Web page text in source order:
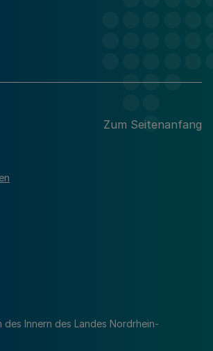
Zum Seitenanfang
Innern des Landes Nordrhein-